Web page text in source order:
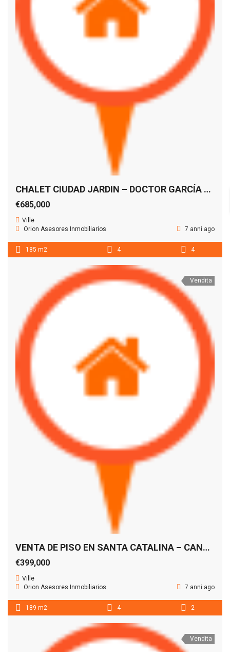
CHALET CIUDAD JARDIN – DOCTOR GARCÍA CASTRILLO – LAS PALMAS
€685,000
Ville
Orion Asesores Inmobiliarios
7 anni ago
185 m2 4 4
Vendita
VENTA DE PISO EN SANTA CATALINA – CANTERAS- LAS PALMAS DE GRAN CANARIA
€399,000
Ville
Orion Asesores Inmobiliarios
7 anni ago
189 m2 4 2
Vendita